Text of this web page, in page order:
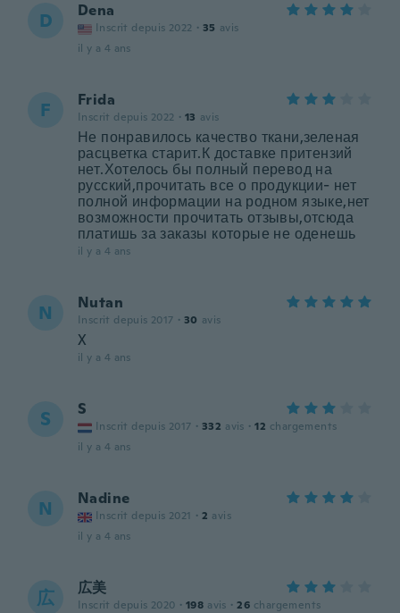
D Dena
Inscrit depuis 2022 · 35 avis
il y a 4 ans
F Frida
Inscrit depuis 2022 · 13 avis
Не понравилось качество ткани,зеленая
расцветка старит.К доставке притензий
нет.Хотелось бы полный перевод на
русский,прочитать все о продукции- нет
полной информации на родном языке,нет
возможности прочитать отзывы,отсюда
платишь за заказы которые не оденешь
il y a 4 ans
N Nutan
Inscrit depuis 2017 · 30 avis
X
il y a 4 ans
S S
Inscrit depuis 2017 · 332 avis · 12 chargements
il y a 4 ans
N Nadine
Inscrit depuis 2021 · 2 avis
il y a 4 ans
広 広美
Inscrit depuis 2020 · 198 avis · 26 chargements